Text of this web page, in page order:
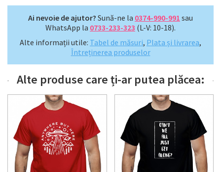
Ai nevoie de ajutor? Sună-ne la 0374-990-991 sau
WhatsApp la 0733-233-323 (L-V: 10-18).
Alte informații utile: Tabel de măsuri, Plata și livrarea,
Întreținerea produselor
Alte produse care ți-ar putea plăcea: